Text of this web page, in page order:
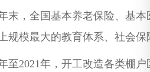
，全国基本养老保险、基本
规模最大的教育体系、社会
2021年，开工改造各类棚户